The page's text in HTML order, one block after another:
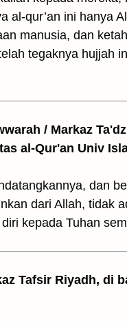
al-qur’an ini hanya
manusia, dan
tegaknya hujjah
/ Markaz
al-Qur'an Univ
dan
dari Allah, tidak
kepada Tuhan
Tafsir Riyadh, di